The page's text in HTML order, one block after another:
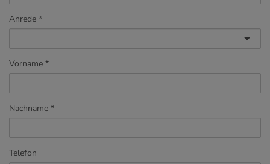
Anrede
Vorname
Nachname
Telefon